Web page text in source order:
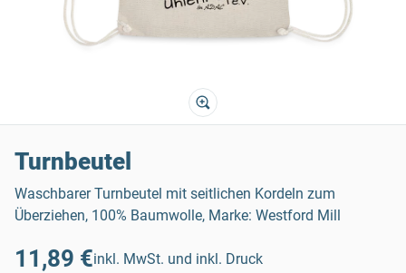
Turnbeutel
Waschbarer Turnbeutel mit seitlichen Kordeln zum
Überziehen, 100% Baumwolle, Marke: Westford Mill
11,89 €inkl. MwSt. und inkl. Druck